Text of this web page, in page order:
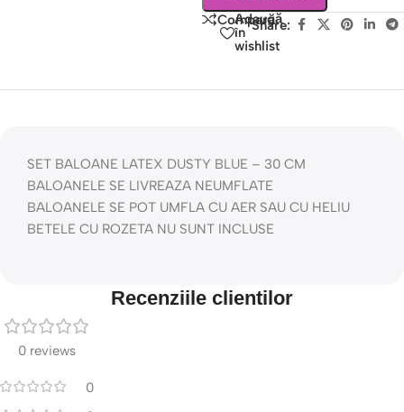
Compară
Adaugă
în
wishlist
Share:
SET BALOANE LATEX DUSTY BLUE – 30 CM
BALOANELE SE LIVREAZA NEUMFLATE
BALOANELE SE POT UMFLA CU AER SAU CU HELIU
BETELE CU ROZETA NU SUNT INCLUSE
Recenziile clientilor
0 reviews
0